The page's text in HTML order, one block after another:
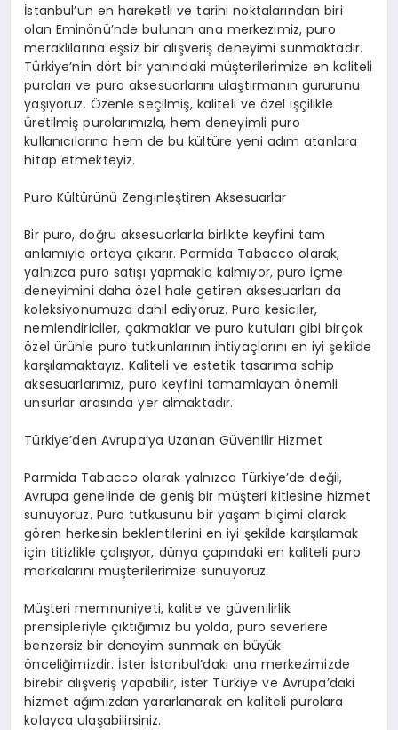
İstanbul’un en hareketli ve tarihi noktalarından biri
olan Eminönü’nde bulunan ana merkezimiz, puro
meraklılarına eşsiz bir alışveriş deneyimi sunmaktadır.
Türkiye’nin dört bir yanındaki müşterilerimize en kaliteli
puroları ve puro aksesuarlarını ulaştırmanın gururunu
yaşıyoruz. Özenle seçilmiş, kaliteli ve özel işçilikle
üretilmiş purolarımızla, hem deneyimli puro
kullanıcılarına hem de bu kültüre yeni adım atanlara
hitap etmekteyiz.
Puro Kültürünü Zenginleştiren Aksesuarlar
Bir puro, doğru aksesuarlarla birlikte keyfini tam
anlamıyla ortaya çıkarır. Parmida Tabacco olarak,
yalnızca puro satışı yapmakla kalmıyor, puro içme
deneyimini daha özel hale getiren aksesuarları da
koleksiyonumuza dahil ediyoruz. Puro kesiciler,
nemlendiriciler, çakmaklar ve puro kutuları gibi birçok
özel ürünle puro tutkunlarının ihtiyaçlarını en iyi şekilde
karşılamaktayız. Kaliteli ve estetik tasarıma sahip
aksesuarlarımız, puro keyfini tamamlayan önemli
unsurlar arasında yer almaktadır.
Türkiye’den Avrupa’ya Uzanan Güvenilir Hizmet
Parmida Tabacco olarak yalnızca Türkiye’de değil,
Avrupa genelinde de geniş bir müşteri kitlesine hizmet
sunuyoruz. Puro tutkusunu bir yaşam biçimi olarak
gören herkesin beklentilerini en iyi şekilde karşılamak
için titizlikle çalışıyor, dünya çapındaki en kaliteli puro
markalarını müşterilerimize sunuyoruz.
Müşteri memnuniyeti, kalite ve güvenilirlik
prensipleriyle çıktığımız bu yolda, puro severlere
benzersiz bir deneyim sunmak en büyük
önceliğimizdir. İster İstanbul’daki ana merkezimizde
birebir alışveriş yapabilir, ister Türkiye ve Avrupa’daki
hizmet ağımızdan yararlanarak en kaliteli purolara
kolayca ulaşabilirsiniz.